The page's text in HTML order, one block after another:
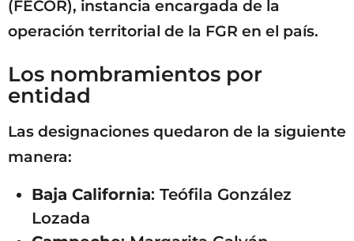
(FECOR), instancia encargada de la
operación territorial de la FGR en el país.
Los nombramientos por
entidad
Las designaciones quedaron de la siguiente
manera:
Baja California: Teófila González
Lozada